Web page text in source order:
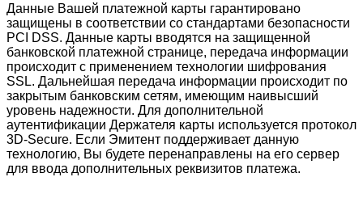
Данные Вашей платежной карты гарантировано
защищены в соответствии со стандартами безопасности
PCI DSS. Данные карты вводятся на защищенной
банковской платежной странице, передача информации
происходит с применением технологии шифрования
SSL. Дальнейшая передача информации происходит по
закрытым банковским сетям, имеющим наивысший
уровень надежности. Для дополнительной
аутентификации Держателя карты используется протокол
3D-Secure. Если Эмитент поддерживает данную
технологию, Вы будете перенаправлены на его сервер
для ввода дополнительных реквизитов платежа.